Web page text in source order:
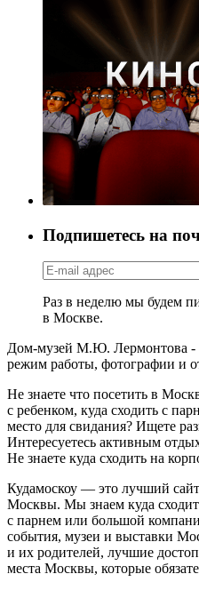
Подпишетесь на
Раз в неделю мы будем
в Москве.
Дом-музей М.Ю. Лермонтова -
режим работы, фотографии и
Не знаете что посетить в
с ребенком, куда сходить с
место для свидания? Ищете
Интересуетесь активным
Не знаете куда сходить на
Кудамоскоу — это лучший
Москвы. Мы знаем куда
с парнем или большой
события, музеи и выставки
и их родителей, лучшие
места Москвы, которые